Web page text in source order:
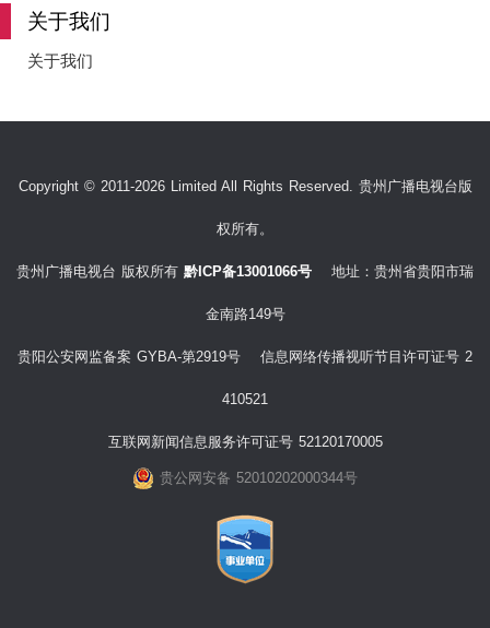
关于我们
关于我们
Copyright © 2011-2026 Limited All Rights Reserved. 贵州广播电视台版
权所有。
贵州广播电视台 版权所有 黔ICP备13001066号 地址：贵州省贵阳市瑞
金南路149号
贵阳公安网监备案 GYBA-第2919号 信息网络传播视听节目许可证号 2
410521
互联网新闻信息服务许可证号 52120170005
贵公网安备 52010202000344号